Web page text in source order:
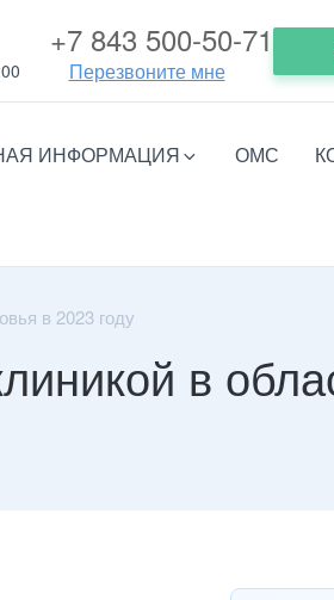
+7 843 500-50-71
Перезвоните мне
ИНФОРМАЦИЯ ОМС
в 2023 году
в